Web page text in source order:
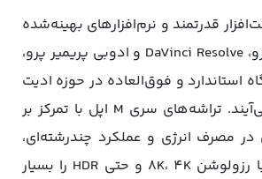
قدرتمند و نرم‌افزارهای بهینه‌شده
مانند فاینال کات پرو، DaVinci Resolve و ادوبی پریمیر پرو،
استاندارد و فوق‌العاده در حوزه ادیت
ویدیو به حساب می‌آیند. تراشه‌های سری M اپل با تمرکز بر
در مصرف انرژی و عملکرد چندرشته‌ای،
ویرایش ویدیوها با رزولوشن 8K، 4K و حتی HDR را بسیار